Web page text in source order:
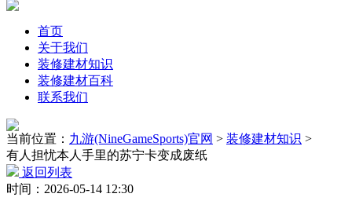
首页
关于我们
装修建材知识
装修建材百科
联系我们
当前位置： 九游(NineGameSports)官网 > 装修建材知识 >
有人担忧本人手里的苏宁卡变成废纸
返回列表
时间：2026-05-14 12:30